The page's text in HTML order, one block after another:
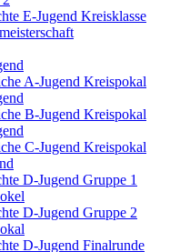
E-Jugend Kreisklasse
A-Jugend Kreispokal
B-Jugend Kreispokal
C-Jugend Kreispokal
D-Jugend Gruppe 1
D-Jugend Gruppe 2
D-Jugend Finalrunde